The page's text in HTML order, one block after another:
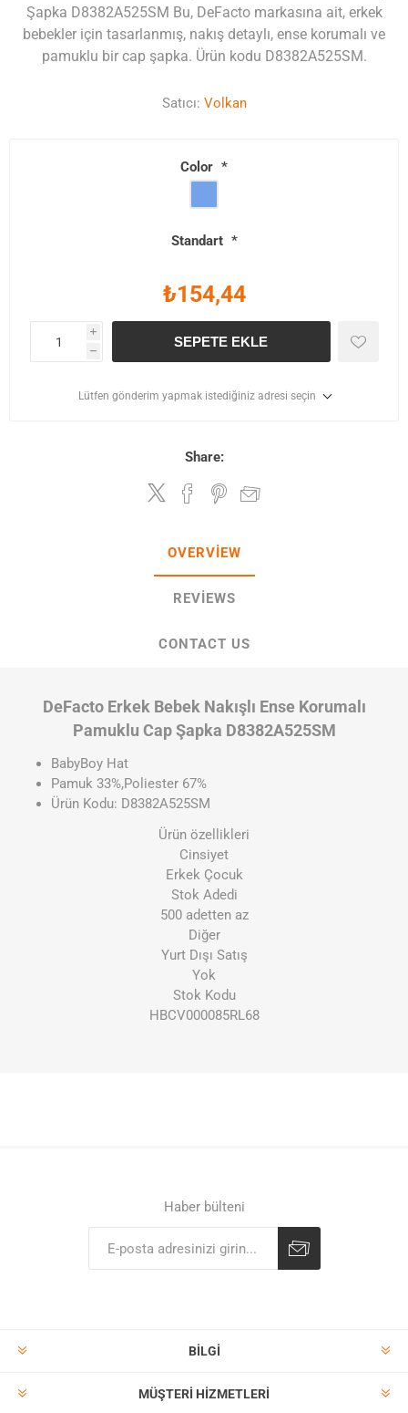
Şapka D8382A525SM Bu, DeFacto markasına ait, erkek
bebekler için tasarlanmış, nakış detaylı, ense korumalı ve
pamuklu bir cap şapka. Ürün kodu D8382A525SM.
Satıcı: Volkan
Color *
Standart *
₺154,44
i
h
SEPETE EKLE
Lütfen gönderim yapmak istediğiniz adresi seçin
Share:
OVERVIEW
REVIEWS
CONTACT US
DeFacto Erkek Bebek Nakışlı Ense Korumalı
Pamuklu Cap Şapka D8382A525SM
BabyBoy Hat
Pamuk 33%,Poliester 67%
Ürün Kodu: D8382A525SM
Ürün özellikleri
Cinsiyet
Erkek Çocuk
Stok Adedi
500 adetten az
Diğer
Yurt Dışı Satış
Yok
Stok Kodu
HBCV000085RL68
Haber bülteni
BILGI
MÜŞTERI HIZMETLERI